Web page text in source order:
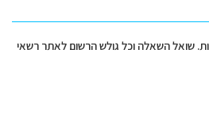
שואל השאלה וכל גולש הרשום לאתר רשאי